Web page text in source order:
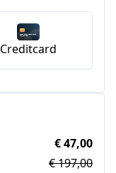
Creditcard
€ 47,00
€ 197,00